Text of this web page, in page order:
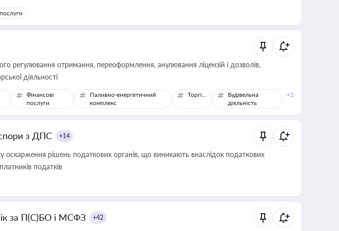
регулювання отримання, переоформлення, анулювання ліцензій і дозволів,
діяльності
Фінансові
послуги
Паливно-енергетичний
комплекс
Торгівля
Будівельна
діяльність
+2
спори з ДПС +14
оскарження рішень податкових органів, що виникають внаслідок податкових
податків
за П(С)БО і МСФЗ +42